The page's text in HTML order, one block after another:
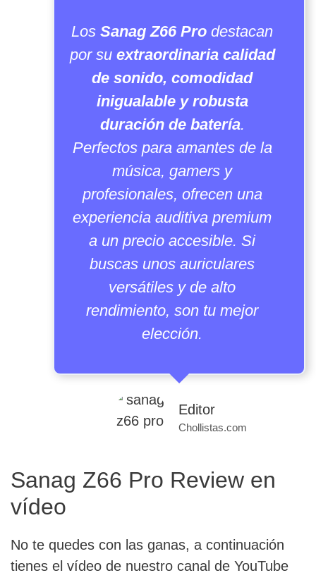
Los Sanag Z66 Pro destacan
por su extraordinaria calidad
de sonido, comodidad
inigualable y robusta
duración de batería.
Perfectos para amantes de la
música, gamers y
profesionales, ofrecen una
experiencia auditiva premium
a un precio accesible. Si
buscas unos auriculares
versátiles y de alto
rendimiento, son tu mejor
elección.
Editor
Chollistas.com
Sanag Z66 Pro Review en
vídeo
No te quedes con las ganas, a continuación
tienes el vídeo de nuestro canal de YouTube